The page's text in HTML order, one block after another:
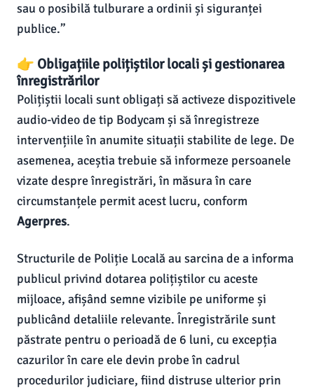
sau o posibilă tulburare a ordinii și siguranței
publice.”
👉 Obligațiile polițiștilor locali și gestionarea
înregistrărilor
Polițiștii locali sunt obligați să activeze dispozitivele
audio-video de tip Bodycam și să înregistreze
intervențiile în anumite situații stabilite de lege. De
asemenea, aceștia trebuie să informeze persoanele
vizate despre înregistrări, în măsura în care
circumstanțele permit acest lucru, conform
Agerpres.
Structurile de Poliție Locală au sarcina de a informa
publicul privind dotarea polițiștilor cu aceste
mijloace, afișând semne vizibile pe uniforme și
publicând detaliile relevante. Înregistrările sunt
păstrate pentru o perioadă de 6 luni, cu excepția
cazurilor în care ele devin probe în cadrul
procedurilor judiciare, fiind distruse ulterior prin